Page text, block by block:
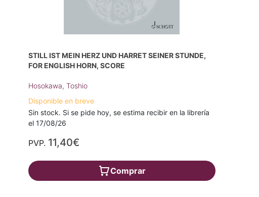
STILL IST MEIN HERZ UND HARRET SEINER STUNDE,
FOR ENGLISH HORN, SCORE
Hosokawa, Toshio
Disponible en breve
Sin stock. Si se pide hoy, se estima recibir en la librería
el 17/08/26
PVP. 11,40€
Comprar